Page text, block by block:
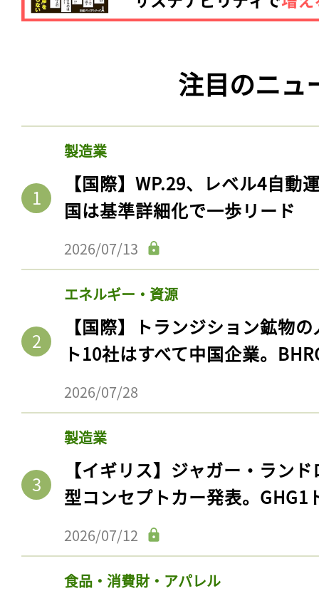
注目のニュ
製造業
【国際】WP.29、レベル4自動
国は基準詳細化で一歩リード
2026/07/13
エネルギー・資源
【国際】トランジション鉱物
ト10社はすべて中国企業。
2026/07/28
製造業
【イギリス】ジャガー・ラン
型コンセプトカー発表。GHG1
2026/07/12
食品・消費財・アパレル